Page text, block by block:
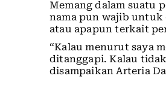
Memang dalam suatu
nama pun wajib untuk
atau apapun terkait
“Kalau menurut saya
ditanggapi. Kalau
disampaikan Arteria